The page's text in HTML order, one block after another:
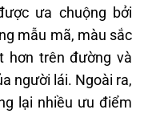
ưa chuộng bởi
mẫu mã, màu sắc
hơn trên đường và
người lái. Ngoài ra,
lại nhiều ưu điểm